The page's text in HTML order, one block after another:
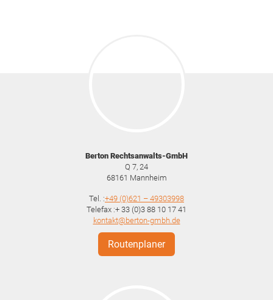
Berton Rechtsanwalts-GmbH
Q 7, 24
68161 Mannheim
Tel. :+49 (0)621 – 49303998
Telefax :+ 33 (0)3 88 10 17 41
kontakt@berton-gmbh.de
Routenplaner